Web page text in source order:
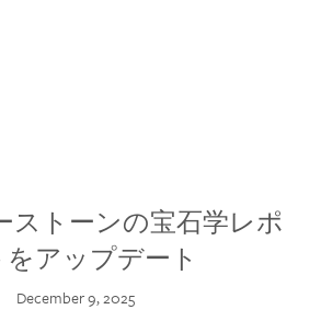
ストーンの宝石学レポ
をアップデート
December 9, 2025